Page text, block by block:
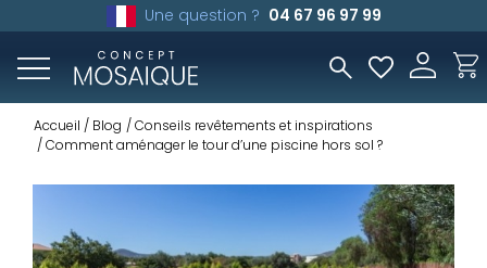
Une question ? 04 67 96 97 99
Accueil Blog
Conseils revêtements et inspirations
Comment aménager le tour d’une piscine hors sol ?